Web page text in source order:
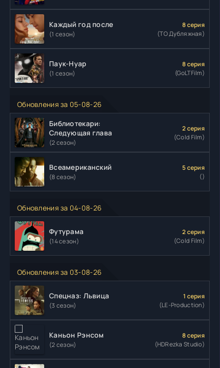
Каждый год после
(1 сезон)
8 серия
(ТО Дубляжная)
Паук-Нуар
(1 сезон)
8 серия
(GoLTFilm)
Обновления за 05-08-26
Библиотекари:
Следующая глава
(2 сезон)
2 серия
(Cold Film)
Всеамериканский
(8 сезон)
5 серия
()
Обновления за 04-08-26
Футурама
(14 сезон)
2 серия
(Cold Film)
Обновления за 03-08-26
Спецназ: Львица
(3 сезон)
1 серия
(LE-Production)
Каньон Рэнсом
(2 сезон)
8 серия
(HDRezka Studio)